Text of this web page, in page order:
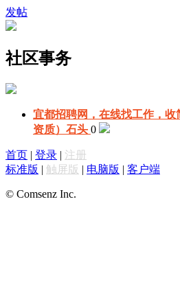
发帖
社区事务
宜都招聘网，在线找工作，
资质） 石头 0
首页 | 登录 | 注册
标准版 | 触屏版 | 电脑版 | 客户端
© Comsenz Inc.